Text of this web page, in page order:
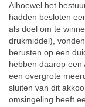
Alhoewel het
hadden besloten
als doel om te
drukmiddel),
berusten op een
hebben daarop een
een overgrote
sluiten van dit
omsingeling heeft